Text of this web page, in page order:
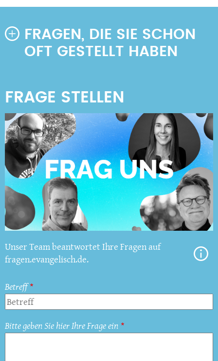
FRAGEN, DIE SIE SCHON
OFT GESTELLT HABEN
Unser Team beantwortet Ihre Fragen auf
fragen.evangelisch.de.
Betreff
Bitte geben Sie hier Ihre Frage ein